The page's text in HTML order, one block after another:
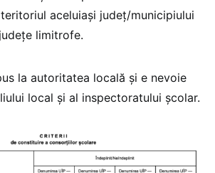
aceluiași județ/municipiului
limitrofe.
la autoritatea locală și e nevoie
local și al inspectoratului școlar.